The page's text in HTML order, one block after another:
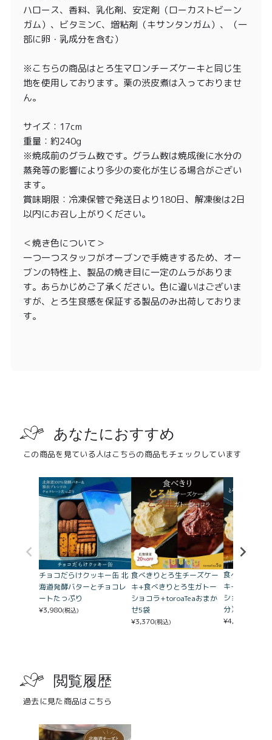
ハロース、香料、乳化剤、安定剤（ローカストビーン
ガム）、ビタミンC、増粘剤（キサンタンガム）、（一
部に卵・乳成分を含む）
※こちらの商品はとろ生マロンチーズケーキと同じ生
地を使用しております。栗の渋皮煮は入っておりませ
ん。
サイズ：17cm
重量：約240g
※焼成前のグラム数です。グラム数は焼成後に水分の
蒸発等の影響により多少の変化が生じる場合がござい
ます。
賞味期限：冷凍保管で発送日より180日、解凍後は2日
以内にお召し上がりください。
＜焼き色について＞
一つ一つスタッフがオーブンで手焼きするため、オー
ブンの特性上、製品の焼き目に一定のムラがありま
す。あらかじめご了承ください。色に違いはございま
すが、とろ生食感を保証する製品のみ出荷しておりま
す。
あなたにおすすめ
この商品を見ている人はこちらの商品もチェックしています
チョコだらけクッキー缶 北
海道発酵バターとチョコレ
ートたっぷり
¥3,980(税込)
食べきりとろ生チーズケー
キ+食べきりとろ生ガトー
ショコラ+toroaTeaおまか
せ5袋
¥3,370(税込)
食べきりとろ
キ+食べきり
ショコラ（た
分）
¥4,310
閲覧履歴
過去に見た商品はこちら